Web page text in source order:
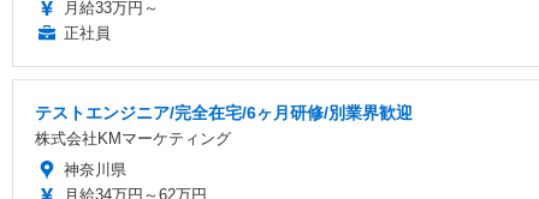
月給33万円～
正社員
テストエンジニア/完全在宅/6ヶ月研修/別業界歓迎
株式会社KMマーケティング
神奈川県
月給34万円～62万円